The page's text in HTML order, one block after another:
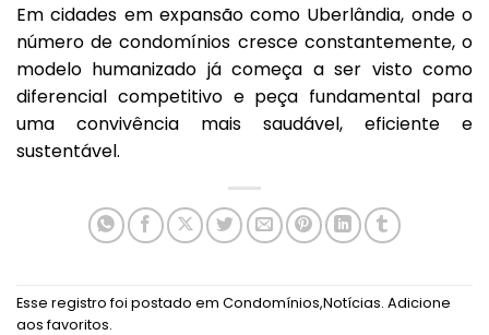
Em cidades em expansão como Uberlândia, onde o
número de condomínios cresce constantemente, o
modelo humanizado já começa a ser visto como
diferencial competitivo e peça fundamental para
uma convivência mais saudável, eficiente e
sustentável.
Esse registro foi postado em Condomínios,Notícias. Adicione
aos favoritos.